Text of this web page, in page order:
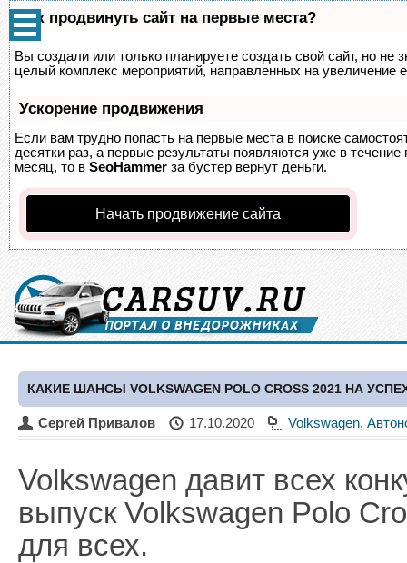
Как продвинуть сайт на первые места?
Вы создали или только планируете создать свой сайт, но не
целый комплекс мероприятий, направленных на увеличение
Ускорение продвижения
Если вам трудно попасть на первые места в поиске
десятки раз, а первые результаты появляются уже в
месяц, то в SeoHammer за бустер вернут деньги.
Начать продвижение сайта
КАКИЕ ШАНСЫ VOLKSWAGEN POLO CROSS 2021 НА
Сергей Привалов 17.10.2020 Volkswagen,
Volkswagen давит всех
выпуск Volkswagen Polo
для всех.